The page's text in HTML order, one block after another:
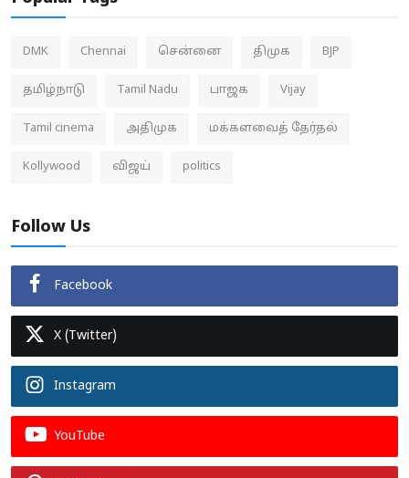
DMK Chennai சென்னை திமுக BJP
தமிழ்நாடு Tamil Nadu பாஜக Vijay
Tamil cinema அதிமுக மக்களவைத் தேர்தல்
Kollywood விஜய் politics
Follow Us
Facebook
X (Twitter)
Instagram
YouTube